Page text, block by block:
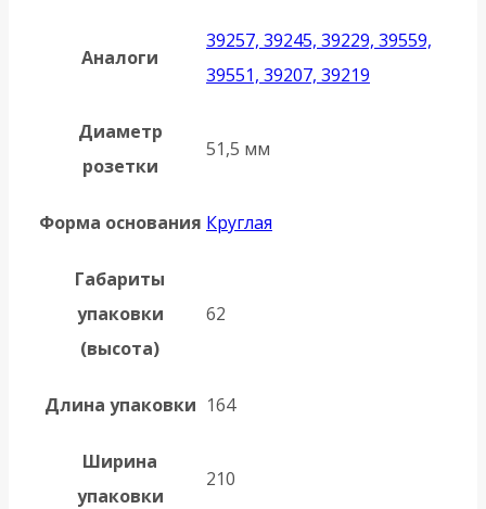
Аналоги
39257, 39245, 39229, 39559,
39551, 39207, 39219
Диаметр
розетки
51,5 мм
Форма основания Круглая
Габариты
упаковки
(высота)
62
Длина упаковки 164
Ширина
упаковки
210